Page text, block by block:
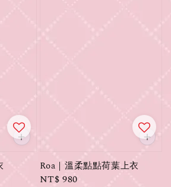
Roa｜溫柔點點荷葉上衣
Regular
NT$ 980